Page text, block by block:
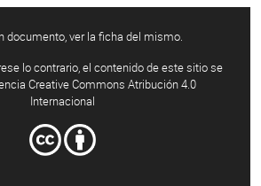
documento, ver la ficha del mismo.
lo contrario, el contenido de este sitio se
Creative Commons Atribución 4.0
Internacional